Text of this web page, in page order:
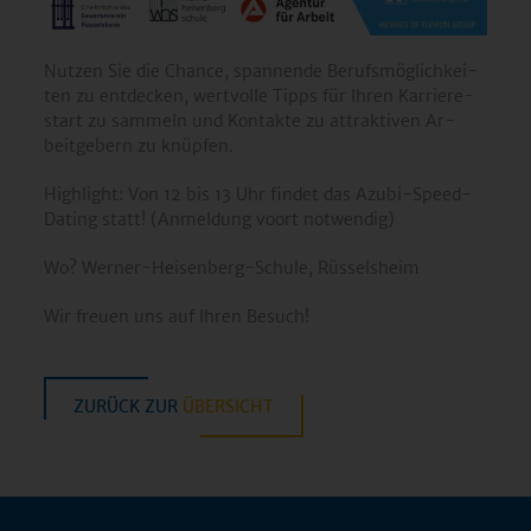
Nut­zen Sie die Chan­ce, span­nen­de Be­rufs­mög­lich­kei­
ten zu ent­de­cken, wert­vol­le Tipps für Ihren Kar­rie­re­
start zu sam­meln und Kon­tak­te zu at­trak­ti­ven Ar­
beit­ge­bern zu knüp­fen.
High­light: Von 12 bis 13 Uhr fin­det das Azubi-Speed-
Da­ting statt! (An­mel­dung voort not­wen­dig)
Wo? Wer­ner-Hei­sen­berg-Schu­le, Rüs­sels­heim
Wir freu­en uns auf Ihren Be­such!
ZURÜCK ZUR ÜBERSICHT